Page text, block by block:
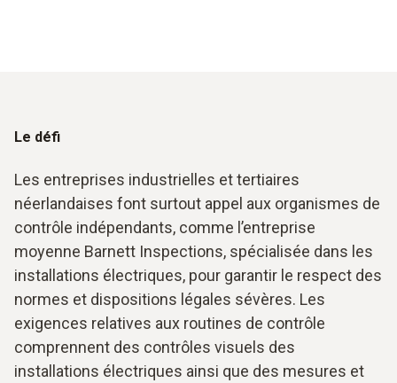
Le défi
Les entreprises industrielles et tertiaires
néerlandaises font surtout appel aux organismes de
contrôle indépendants, comme l’entreprise
moyenne Barnett Inspections, spécialisée dans les
installations électriques, pour garantir le respect des
normes et dispositions légales sévères. Les
exigences relatives aux routines de contrôle
comprennent des contrôles visuels des
installations électriques ainsi que des mesures et